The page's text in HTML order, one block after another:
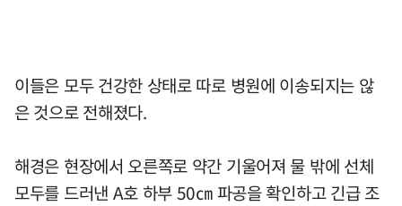
이들은 모두 건강한 상태로 따로 병원에 이송되지는 않
은 것으로 전해졌다.
해경은 현장에서 오른쪽로 약간 기울어져 물 밖에 선체
모두를 드러낸 A호 하부 50㎝ 파공을 확인하고 긴급 조